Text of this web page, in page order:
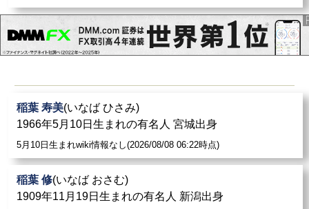
稲葉 寿美(いなば ひさみ)
1966年5月10日生まれの有名人 宮城出身
5月10日生まれwiki情報なし(2026/08/08 06:22時点)
稲葉 修(いなば おさむ)
1909年11月19日生まれの有名人 新潟出身